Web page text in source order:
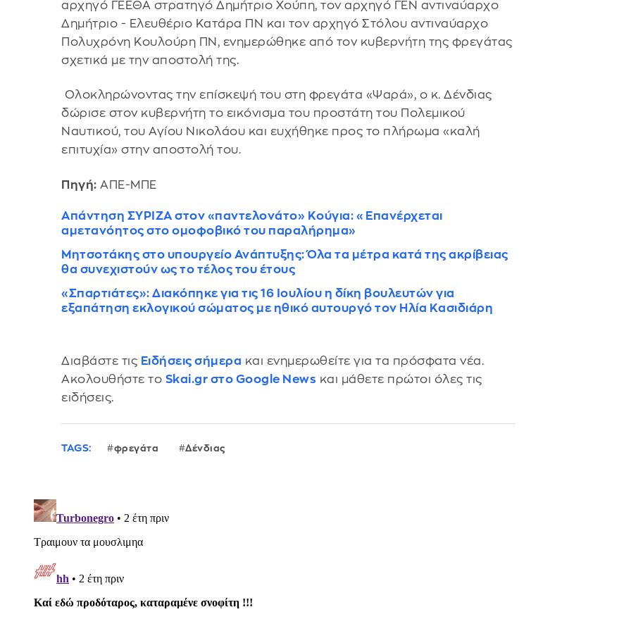
αρχηγό ΓΕΕΘΑ στρατηγό Δημήτριο Χούπη, τον αρχηγό ΓΕΝ αντιναύαρχο
Δημήτριο - Ελευθέριο Κατάρα ΠΝ και τον αρχηγό Στόλου αντιναύαρχο
Πολυχρόνη Κουλούρη ΠΝ, ενημερώθηκε από τον κυβερνήτη της φρεγάτας
σχετικά με την αποστολή της.
Ολοκληρώνοντας την επίσκεψή του στη φρεγάτα «Ψαρά», ο κ. Δένδιας
δώρισε στον κυβερνήτη το εικόνισμα του προστάτη του Πολεμικού
Ναυτικού, του Αγίου Νικολάου και ευχήθηκε προς το πλήρωμα «καλή
επιτυχία» στην αποστολή του.
Πηγή: ΑΠΕ-ΜΠΕ
Απάντηση ΣΥΡΙΖΑ στον «παντελονάτο» Κούγια: «Επανέρχεται
αμετανόητος στο ομοφοβικό του παραλήρημα»
Μητσοτάκης στο υπουργείο Ανάπτυξης: Όλα τα μέτρα κατά της ακρίβειας
θα συνεχιστούν ως το τέλος του έτους
«Σπαρτιάτες»: Διακόπηκε για τις 16 Ιουλίου η δίκη βουλευτών για
εξαπάτηση εκλογικού σώματος με ηθικό αυτουργό τον Ηλία Κασιδιάρη
Διαβάστε τις Ειδήσεις σήμερα και ενημερωθείτε για τα πρόσφατα νέα.
Ακολουθήστε το Skai.gr στο Google News και μάθετε πρώτοι όλες τις
ειδήσεις.
TAGS: φρεγάτα Δένδιας